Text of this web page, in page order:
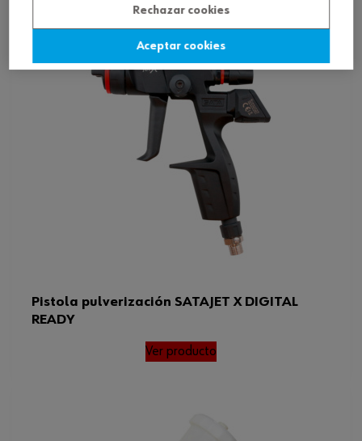
Pistola pulverización SATAJET X DIGITAL
READY
Ver producto
Rechazar cookies
Aceptar cookies